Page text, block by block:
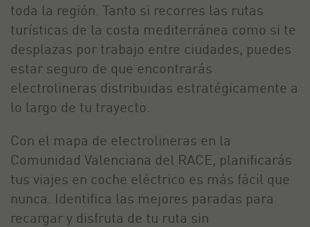
toda la región. Tanto si recorres las rutas
turísticas de la costa mediterránea como si te
desplazas por trabajo entre ciudades, puedes
estar seguro de que encontrarás
electrolineras distribuidas estratégicamente a
lo largo de tu trayecto.
Con el mapa de electrolineras en la
Comunidad Valenciana del RACE, planificarás
tus viajes en coche eléctrico es más fácil que
nunca. Identifica las mejores paradas para
recargar y disfruta de tu ruta sin